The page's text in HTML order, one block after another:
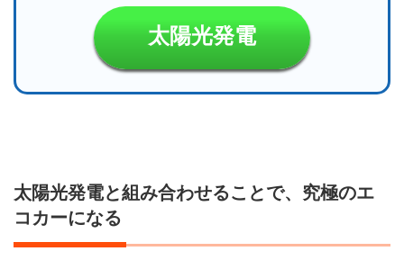
太陽光発電
太陽光発電と組み合わせることで、究極のエ
コカーになる